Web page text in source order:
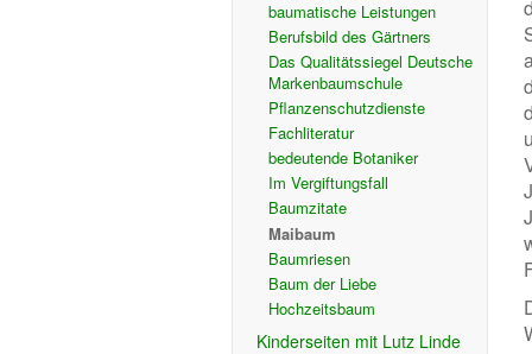
baumatische Leistungen
Berufsbild des Gärtners
Das Qualitätssiegel Deutsche
Markenbaumschule
Pflanzenschutzdienste
Fachliteratur
bedeutende Botaniker
Im Vergiftungsfall
Baumzitate
Maibaum
Baumriesen
Baum der Liebe
Hochzeitsbaum
Kinderseiten mit Lutz Linde